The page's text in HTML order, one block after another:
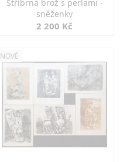
Stříbrná brož s perlami -
sněženky
2 200 Kč
NOVÉ